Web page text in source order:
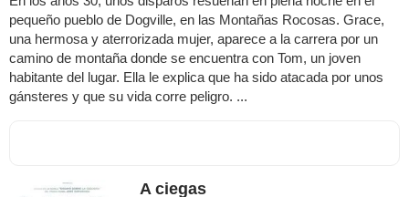
pequeño pueblo de Dogville, en las Montañas Rocosas. Grace,
una hermosa y aterrorizada mujer, aparece a la carrera por un
camino de montaña donde se encuentra con Tom, un joven
habitante del lugar. Ella le explica que ha sido atacada por unos
gánsteres y que su vida corre peligro. ...
A ciegas